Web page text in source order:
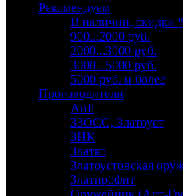
Рекомендуем
В наличии, скидки
900...2000 руб.
2000...3000 руб.
3000...5000 руб.
5000 руб. и более
Производители
АиР
ЗЗОСС, Златоуст
ЗИК
Златко
Златоустовская
Златпрофит